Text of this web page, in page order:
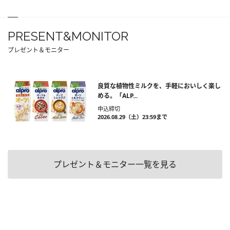
PRESENT&MONITOR
プレゼント＆モニター
良質な植物性ミルクを、手軽においしく楽し
める。「ALP...
申込締切
2026.08.29（土）23:59まで
プレゼント＆モニター一覧を見る